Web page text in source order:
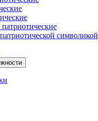
символикой